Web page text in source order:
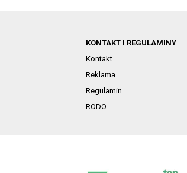
KONTAKT I REGULAMINY
Kontakt
Reklama
Regulamin
RODO